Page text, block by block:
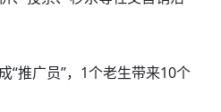
“推广员”，1个老生带来10个